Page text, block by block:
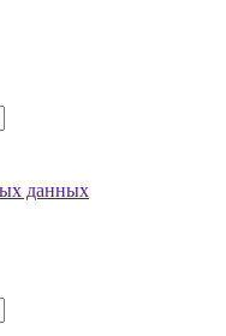
данных